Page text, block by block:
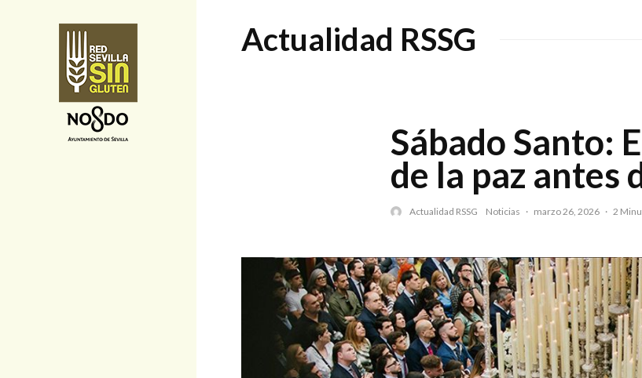
Actualidad RSSG
Sábado Santo:
de la paz antes
Actualidad RSSG Noticias · marzo 26, 2026 · 2